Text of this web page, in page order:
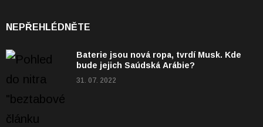
NEPŘEHLÉDNĚTE
Baterie jsou nová ropa, tvrdí Musk. Kde
bude jejich Saúdská Arábie?
31. 07. 2022